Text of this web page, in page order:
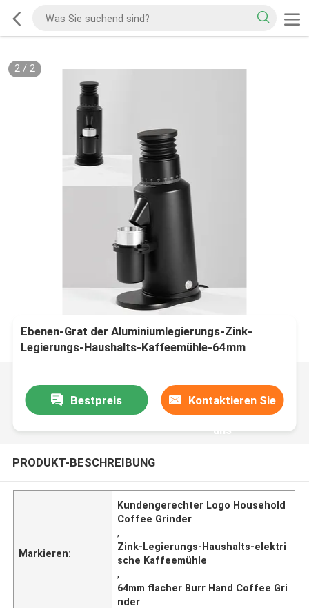
2/ 2
Ebenen-Grat der Aluminiumlegierungs-Zink-
Legierungs-Haushalts-Kaffeemühle-64mm
Bestpreis Kontaktieren Sie
uns
PRODUKT-BESCHREIBUNG
Markieren:
Kundengerechter Logo Household
Coffee Grinder
,
Zink-Legierungs-Haushalts-elektri
sche Kaffeemühle
,
64mm flacher Burr Hand Coffee Gri
nder